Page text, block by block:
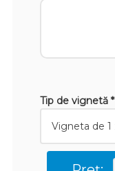
Tip de vignetă *